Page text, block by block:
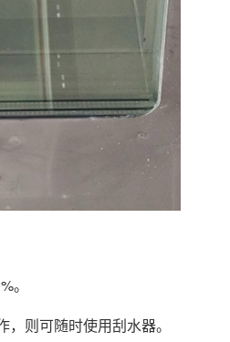
。
则可随时使用刮水器。